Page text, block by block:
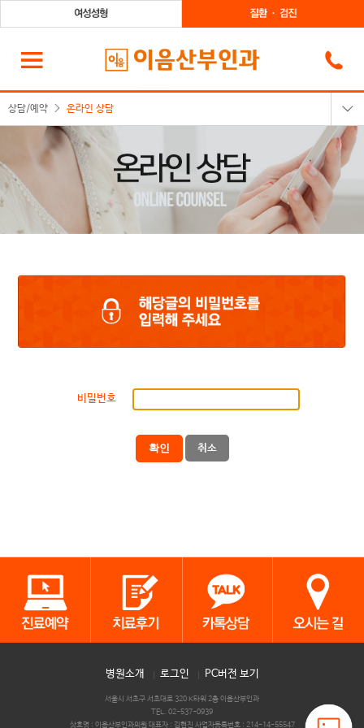
상담/예약 온라인 상담
카카오톡상담
온라인예약
비밀번호
확인 취소
병원소개 로그인 PC버전 보기
서울시 서초구 서초대로 320 K타워 2층 이음산부인과
TEL. 02-537-0939
상호명 : 이음산부인과의원 대표자 : 김현진 사업자등록번호 : 214-14-55547